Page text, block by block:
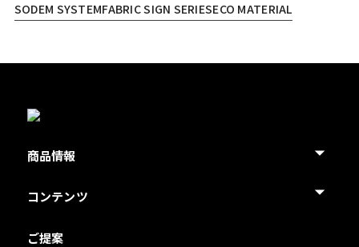
SODEM SYSTEMFABRIC SIGN SERIESECO MATERIAL
商品情報
コンテンツ
ご提案